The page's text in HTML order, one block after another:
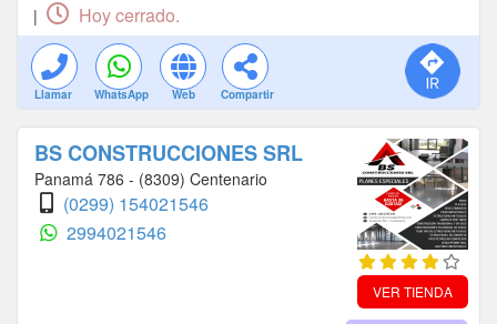
| Hoy cerrado.
Llamar WhatsApp Web Compartir
BS CONSTRUCCIONES SRL
Panamá 786 - (8309) Centenario
(0299) 154021546
2994021546
VER TIENDA